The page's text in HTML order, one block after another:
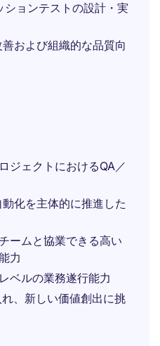
ションテストの設計・実
および組織的な品質向
ジェクトにおけるQA／
化を主体的に推進した
ームと協業できる高い
力
ベルの業務遂行能力
、新しい価値創出に挑